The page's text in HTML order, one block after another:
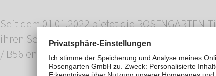
Seit dem 01.01.2022 bietet die
ihren Service an. Die Filiale liegt im
/ B56 entfernt.